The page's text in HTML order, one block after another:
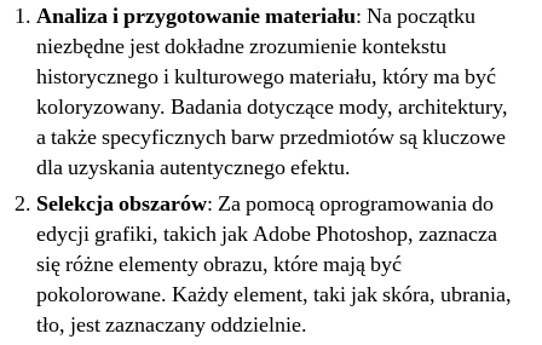
Analiza i przygotowanie materiału: Na początku
niezbędne jest dokładne zrozumienie kontekstu
historycznego i kulturowego materiału, który ma być
koloryzowany. Badania dotyczące mody, architektury,
a także specyficznych barw przedmiotów są kluczowe
dla uzyskania autentycznego efektu.
Selekcja obszarów: Za pomocą oprogramowania do
edycji grafiki, takich jak Adobe Photoshop, zaznacza
się różne elementy obrazu, które mają być
pokolorowane. Każdy element, taki jak skóra, ubrania,
tło, jest zaznaczany oddzielnie.